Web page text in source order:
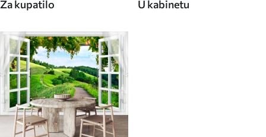
Za kupatilo U kabinetu